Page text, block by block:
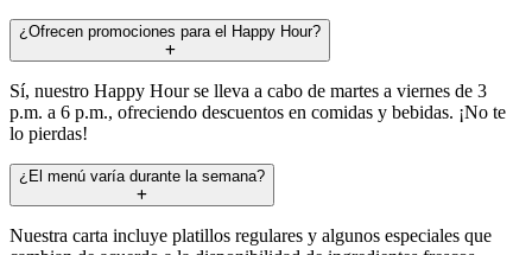
¿Ofrecen promociones para el Happy Hour?
Sí, nuestro Happy Hour se lleva a cabo de martes a viernes de 3
p.m. a 6 p.m., ofreciendo descuentos en comidas y bebidas. ¡No te
lo pierdas!
¿El menú varía durante la semana?
Nuestra carta incluye platillos regulares y algunos especiales que